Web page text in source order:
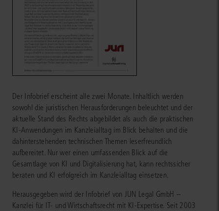
Der Infobrief erscheint alle zwei Monate. Inhaltlich werden
sowohl die juristischen Herausforderungen beleuchtet und der
aktuelle Stand des Rechts abgebildet als auch die praktischen
KI-Anwendungen im Kanzleialltag im Blick behalten und die
dahinterstehenden technischen Themen leserfreundlich
aufbereitet. Nur wer einen umfassenden Blick auf die
Gesamtlage von KI und Digitalisierung hat, kann rechtssicher
beraten und KI erfolgreich im Kanzleialltag einsetzen.
Herausgegeben wird der Infobrief von JUN Legal GmbH –
Kanzlei für IT- und Wirtschaftsrecht mit KI-Expertise. Seit 2003